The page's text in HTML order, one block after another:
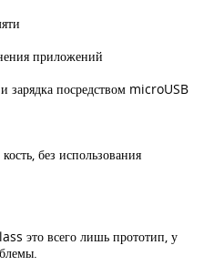
приложений
зарядка посредством microUSB
без использования
это всего лишь прототип, у